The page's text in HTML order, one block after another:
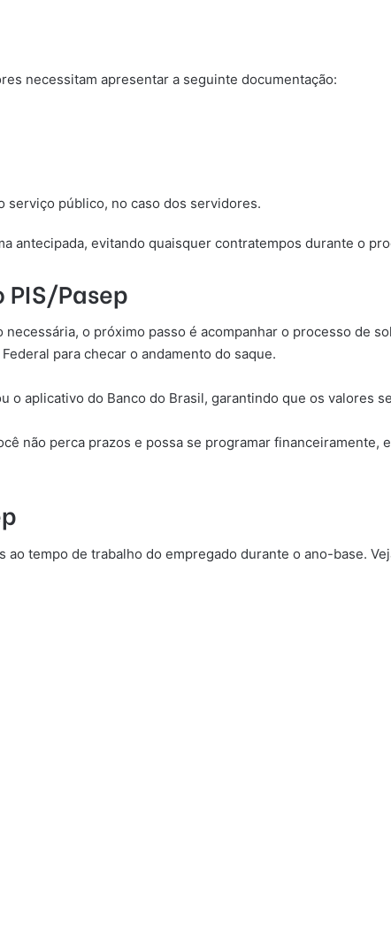
necessitam apresentar a seguinte documentação:
serviço público, no caso dos servidores.
antecipada, evitando quaisquer contratempos durante o
Pasep
o próximo passo é acompanhar o processo de
para checar o andamento do saque.
o aplicativo do Banco do Brasil, garantindo que os valores
não perca prazos e possa se programar
ao tempo de trabalho do empregado durante o ano-base.